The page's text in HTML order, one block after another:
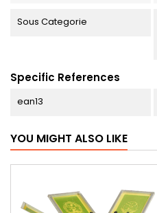
Sous Categorie
Specific References
ean13
YOU MIGHT ALSO LIKE